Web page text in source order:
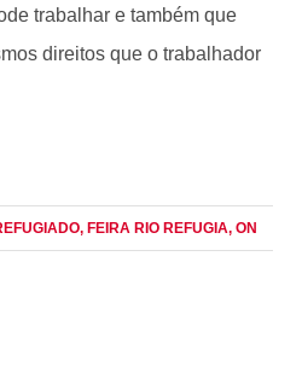
trabalhar e também que
direitos que o trabalhador
, FEIRA RIO REFUGIA, ON